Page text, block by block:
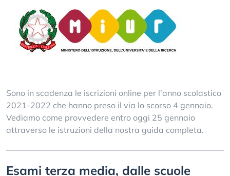
Sono in scadenza le iscrizioni online per l’anno scolastico
2021-2022 che hanno preso il via lo scorso 4 gennaio.
Vediamo come provvedere entro oggi 25 gennaio
attraverso le istruzioni della nostra guida completa.
Esami terza media, dalle scuole